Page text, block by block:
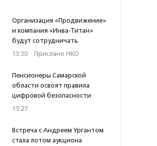
Организация «Продвижение»
и компания «Инва-Титан»
будут сотрудничать
13:30 · Прислано НКО
Пенсионеры Самарской
области освоят правила
цифровой безопасности
13:27
Встреча с Андреем Ургантом
стала лотом аукциона